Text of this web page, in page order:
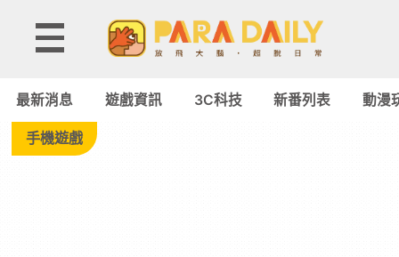
Tag:
-
最新消息 遊戲資訊 3C科技 新番列表 動漫
手機遊戲